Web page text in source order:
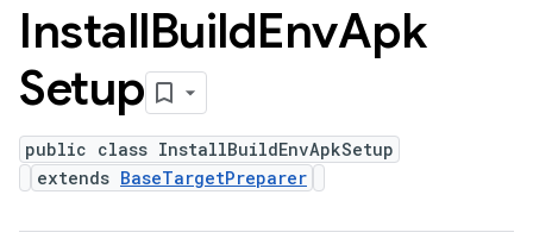
InstallBuildEnvApk
Setup
public class InstallBuildEnvApkSetup
extends BaseTargetPreparer